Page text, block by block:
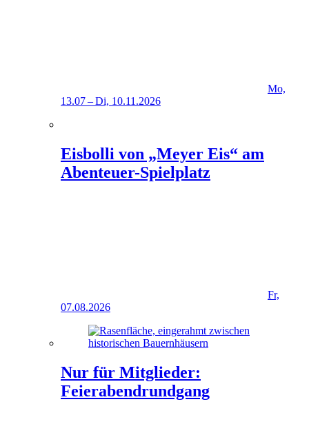
Mo,
13.07 – Di, 10.11.2026
Eisbolli von „Meyer Eis“ am
Abenteuer-Spielplatz
Fr,
07.08.2026
Nur für Mitglieder:
Feierabendrundgang